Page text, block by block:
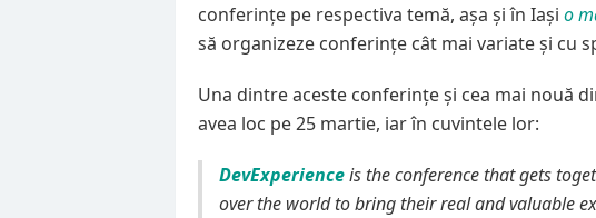
conferințe pe respectiva temă, așa și în Iași o
să organizeze conferințe cât mai variate și cu
Una dintre aceste conferințe și cea mai nouă
avea loc pe 25 martie, iar în cuvintele lor:
DevExperienceis the conference that gets
over the world to bring their real and valuable